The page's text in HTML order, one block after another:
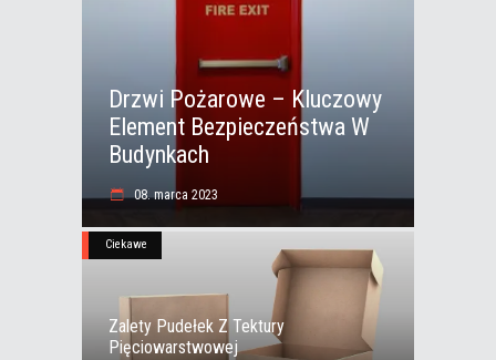
Drzwi Pożarowe – Kluczowy
Element Bezpieczeństwa W
Budynkach
08. marca 2023
Ciekawe
Zalety Pudełek Z Tektury
Pięciowarstwowej